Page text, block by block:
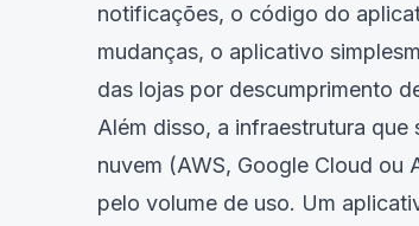
notificações, o código do
mudanças, o aplicativo
das lojas por descumprimento
Além disso, a infraestrutura
nuvem (AWS, Google Cloud ou
pelo volume de uso. Um